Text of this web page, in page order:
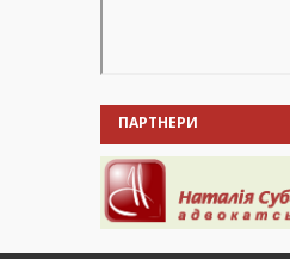
ПАРТНЕРИ